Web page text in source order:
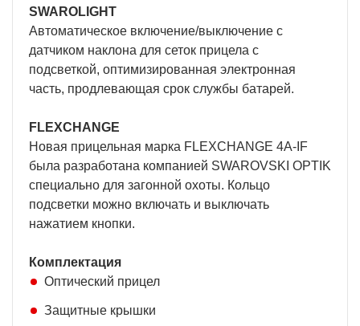
SWAROLIGHT
Автоматическое включение/выключение с
датчиком наклона для сеток прицела с
подсветкой, оптимизированная электронная
часть, продлевающая срок службы батарей.
FLEXCHANGE
Новая прицельная марка FLEXCHANGE 4A-IF
была разработана компанией SWAROVSKI OPTIK
специально для загонной охоты. Кольцо
подсветки можно включать и выключать
нажатием кнопки.
Комплектация
Оптический прицел
Защитные крышки